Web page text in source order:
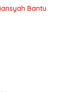
Bantu